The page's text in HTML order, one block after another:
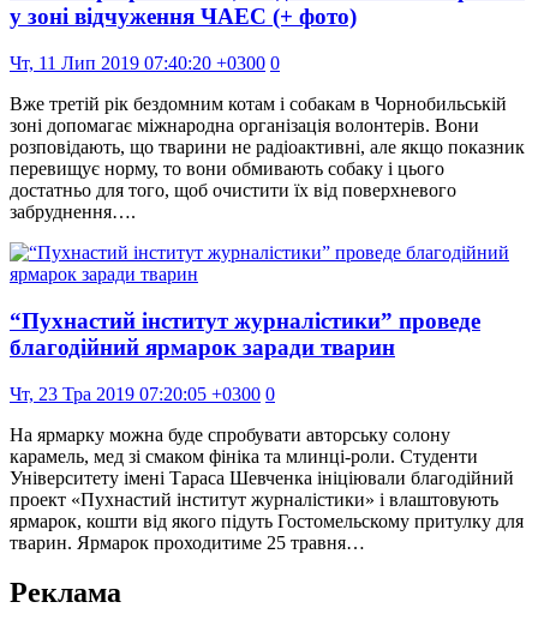
у зоні відчуження ЧАЕС (+ фото)
Чт, 11 Лип 2019 07:40:20 +0300 0
Вже третій рік бездомним котам і собакам в Чорнобильській
зоні допомагає міжнародна організація волонтерів. Вони
розповідають, що тварини не радіоактивні, але якщо показник
перевищує норму, то вони обмивають собаку і цього
достатньо для того, щоб очистити їх від поверхневого
забруднення….
“Пухнастий інститут журналістики” проведе
благодійний ярмарок заради тварин
Чт, 23 Тра 2019 07:20:05 +0300 0
На ярмарку можна буде спробувати авторську солону
карамель, мед зі смаком фініка та млинці-роли. Студенти
Університету імені Тараса Шевченка ініціювали благодійний
проект «Пухнастий інститут журналістики» і влаштовують
ярмарок, кошти від якого підуть Гостомельскому притулку для
тварин. Ярмарок проходитиме 25 травня…
Реклама